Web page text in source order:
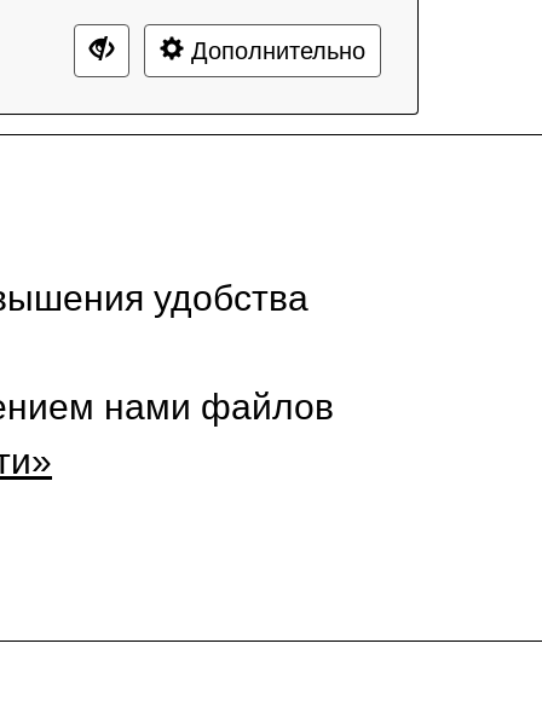
Дополнительно
удобства
нами файлов